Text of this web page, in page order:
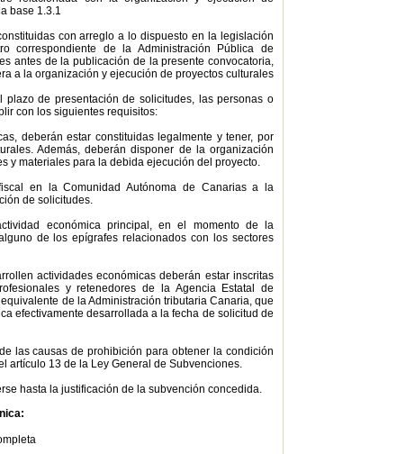
base 1.3.1
con arreglo a lo dispuesto en la legislación
correspondiente de la Administración Pública de
antes de la publicación de la presente convocatoria,
a la organización y ejecución de proyectos culturales
plazo de presentación de solicitudes, las personas o
con los siguientes requisitos:
deberán estar constituidas legalmente y tener, por
Además, deberán disponer de la organización
y materiales para la debida ejecución del proyecto.
en la Comunidad Autónoma de Canarias a la
de solicitudes.
económica principal, en el momento de la
de los epígrafes relacionados con los sectores
actividades económicas deberán estar inscritas
y retenedores de la Agencia Estatal de
de la Administración tributaria Canaria, que
efectivamente desarrollada a la fecha de solicitud de
las causas de prohibición para obtener la condición
artículo 13 de la Ley General de Subvenciones.
hasta la justificación de la subvención concedida.